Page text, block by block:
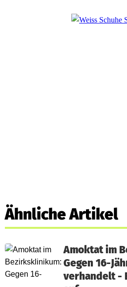
Ähnliche Artikel
Amoktat im
Gegen 16-
verhandelt -